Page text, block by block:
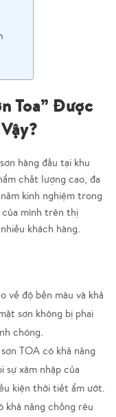
Toa” Được
hàng đầu tại khu
chất lượng cao, đa
kinh nghiệm trong
của mình trên thị
khách hàng.
về độ bền màu và khả
sơn không bị phai
chóng.
TOA có khả năng
xâm nhập của
kiện thời tiết ẩm ướt.
khả năng chống rêu